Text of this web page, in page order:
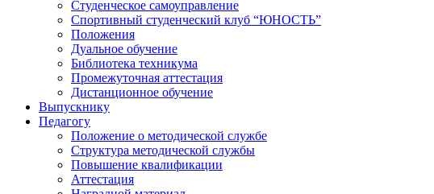
Студенческое самоуправление
Спортивный студенческий клуб “ЮНОСТЬ”
Положения
Дуальное обучение
Библиотека техникума
Промежуточная аттестация
Дистанционное обучение
Выпускнику
Педагогу
Положение о методической службе
Структура методической службы
Повышение квалификации
Аттестация